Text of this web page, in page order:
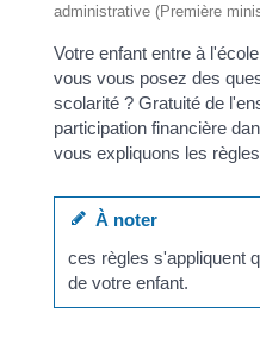
administrative (Première
Votre enfant entre à
vous vous posez des
scolarité ? Gratuité de
participation financière
vous expliquons les
À noter
ces règles s'appliquent
de votre enfant.